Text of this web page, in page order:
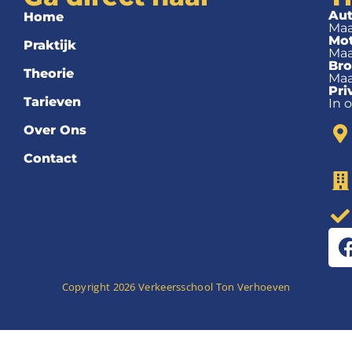
Home
Praktijk
Theorie
Tarieven
Over Ons
Contact
In
Copyright 2026 Verkeersschool Ton Verhoeven